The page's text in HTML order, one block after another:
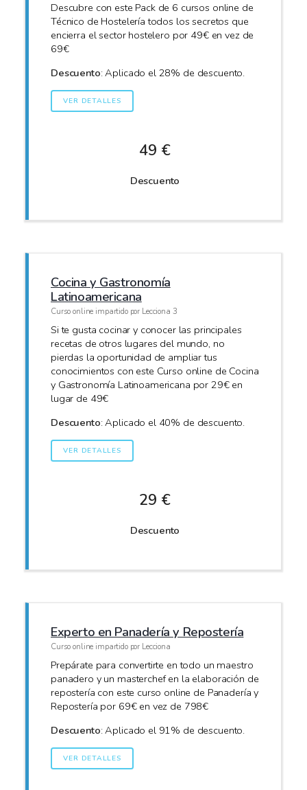
Descubre con este Pack de 6 cursos online de
Técnico de Hostelería todos los secretos que
encierra el sector hostelero por 49€ en vez de
69€
Descuento: Aplicado el 28% de descuento.
VER DETALLES
49 €
Descuento
Cocina y Gastronomía
Latinoamericana
Curso online impartido por Lecciona 3
Si te gusta cocinar y conocer las principales
recetas de otros lugares del mundo, no
pierdas la oportunidad de ampliar tus
conocimientos con este Curso online de Cocina
y Gastronomía Latinoamericana por 29€ en
lugar de 49€
Descuento: Aplicado el 40% de descuento.
VER DETALLES
29 €
Descuento
Experto en Panadería y Repostería
Curso online impartido por Lecciona
Prepárate para convertirte en todo un maestro
panadero y un masterchef en la elaboración de
repostería con este curso online de Panadería y
Repostería por 69€ en vez de 798€
Descuento: Aplicado el 91% de descuento.
VER DETALLES